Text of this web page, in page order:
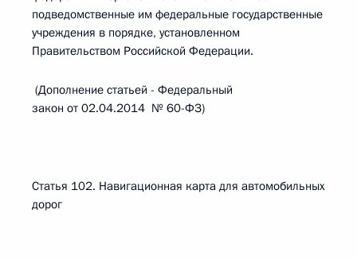
подведомственные им федеральные государственные
учреждения в порядке, установленном
Правительством Российской Федерации.
(Дополнение статьей - Федеральный
закон от 02.04.2014 № 60-ФЗ)
Статья 102. Навигационная карта для автомобильных
дорог